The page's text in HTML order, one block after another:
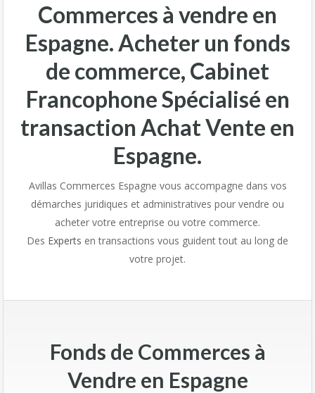
Commerces à vendre en
Espagne. Acheter un fonds
de commerce, Cabinet
Francophone Spécialisé en
transaction Achat Vente en
Espagne.
Avillas Commerces Espagne vous accompagne dans vos
démarches juridiques et administratives pour vendre ou
acheter votre entreprise ou votre commerce.
Des Experts en transactions vous guident tout au long de
votre projet.
Fonds de Commerces à
Vendre en Espagne